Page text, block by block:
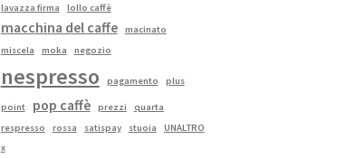
lavazza firma lollo caffè
macchina del caffe
macinato
miscela
moka negozio
nespresso pagamento plus
point pop caffè prezzi
quarta
respresso
rossa satispay stuoia
UNALTRO
x